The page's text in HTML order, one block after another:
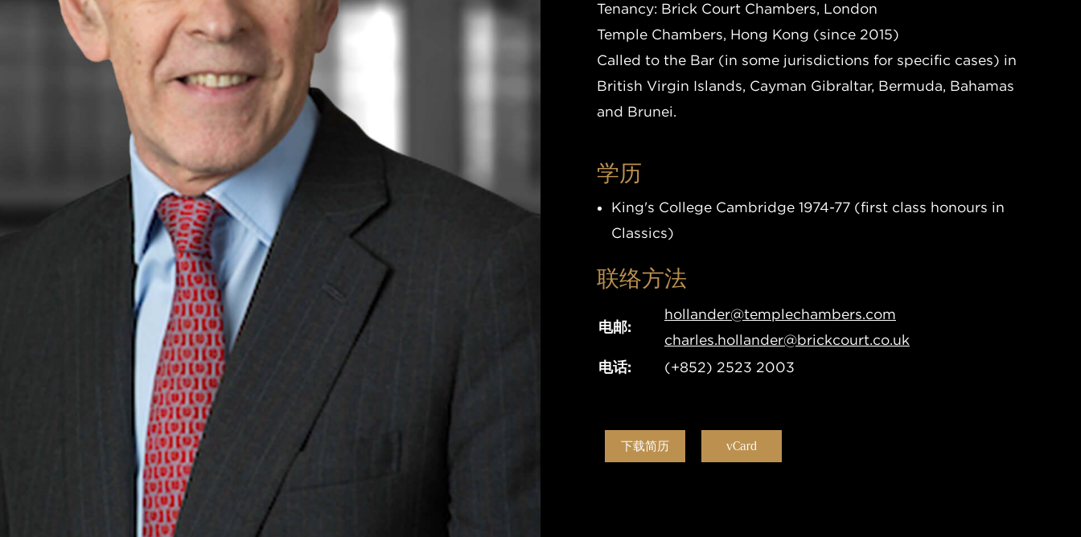
Tenancy: Brick Court Chambers, London
Temple Chambers, Hong Kong (since 2015)
Called to the Bar (in some jurisdictions for specific cases) in
British Virgin Islands, Cayman Gibraltar, Bermuda, Bahamas
and Brunei.
学历
King's College Cambridge 1974-77 (first class honours in
Classics)
联络方法
电邮:
hollander@templechambers.com
charles.hollander@brickcourt.co.uk
电话: (+852) 2523 2003
下载简历 vCard